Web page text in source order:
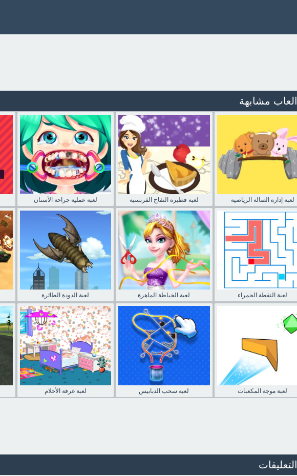
العاب مشابهة
لعبة عملية جراحة الأسنان لعبة فطيرة التفاح الفرنسية لعبة إدارة الصالة الرياضية
لعبة الدودة الطائرة لعبة الخياطة الماهرة لعبة النقطة الحمراء
لعبة غرفة الأحلام لعبة سحب الدبابيس لعبة موجة المكعبات
التعليقات